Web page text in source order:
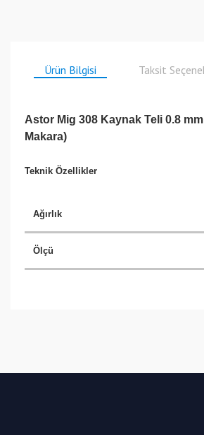
Ürün Bilgisi Taksit
Astor Mig 308 Kaynak Teli 0.8
Makara)
Teknik Özellikler
Ağırlık
Ölçü